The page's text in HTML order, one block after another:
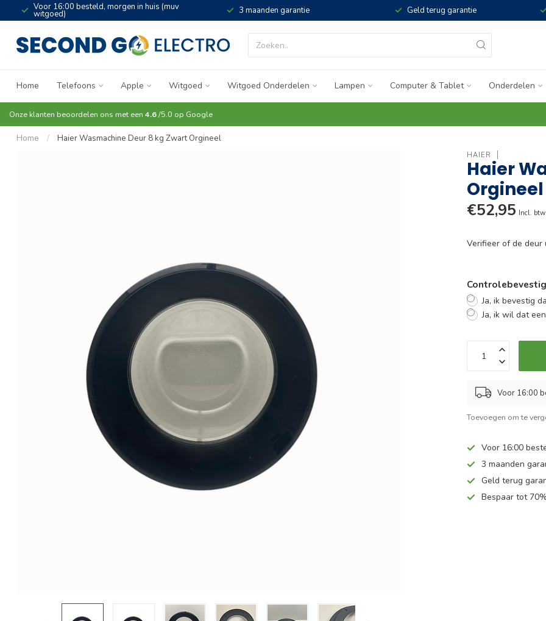
Voor 16:00 besteld, morgen in huis (muv
witgoed) 3 maanden garantie Geld terug garantie
Home Telefoons Apple Witgoed Witgoed Onderdelen Lampen Computer & Tablet Onderdelen
Onze klanten beoordelen ons met een 4.6/5.0 op Google
Home / Haier Wasmachine Deur 8 kg Zwart Orgineel
HAIER
Haier
Orgineel
€52,95 Incl. btw
Verifieer of de
Ja, ik bevestig
Ja, ik wil dat
Voor 16:00
Toevoegen om te
Voor 16:00
3 maanden
Geld terug
Bespaar tot